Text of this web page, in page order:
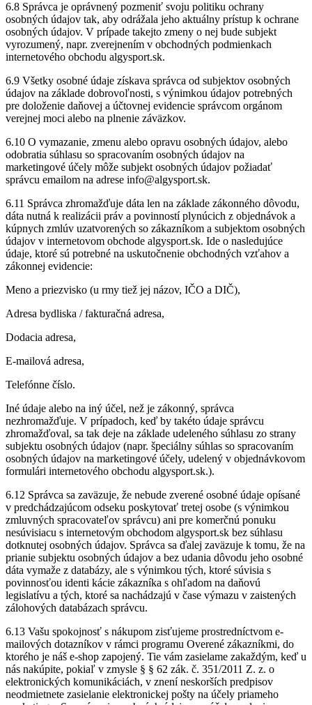
6.8 Správca je oprávnený pozmeniť svoju politiku ochrany
osobných údajov tak, aby odrážala jeho aktuálny prístup k ochrane
osobných údajov. V prípade takejto zmeny o nej bude subjekt
vyrozumený, napr. zverejnením v obchodných podmienkach
internetového obchodu algysport.sk.
6.9 Všetky osobné údaje získava správca od subjektov osobných
údajov na základe dobrovoľnosti, s výnimkou údajov potrebných
pre doloženie daňovej a účtovnej evidencie správcom orgánom
verejnej moci alebo na plnenie záväzkov.
6.10 O vymazanie, zmenu alebo opravu osobných údajov, alebo
odobratia súhlasu so spracovaním osobných údajov na
marketingové účely môže subjekt osobných údajov požiadať
správcu emailom na adrese info@algysport.sk.
6.11 Správca zhromažďuje dáta len na základe zákonného dôvodu,
dáta nutná k realizácii práv a povinností plynúcich z objednávok a
kúpnych zmlúv uzatvorených so zákazníkom a subjektom osobných
údajov v internetovom obchode algysport.sk. Ide o nasledujúce
údaje, ktoré sú potrebné na uskutočnenie obchodných vzťahov a
zákonnej evidencie:
Meno a priezvisko (u rmy tiež jej názov, IČO a DIČ),
Adresa bydliska / fakturačná adresa,
Dodacia adresa,
E-mailová adresa,
Telefónne číslo.
Iné údaje alebo na iný účel, než je zákonný, správca
nezhromažďuje. V prípadoch, keď by takéto údaje správcu
zhromažďoval, sa tak deje na základe udeleného súhlasu zo strany
subjektu osobných údajov (napr. špeciálny súhlas so spracovaním
osobných údajov na marketingové účely, udelený v objednávkovom
formulári internetového obchodu algysport.sk.).
6.12 Správca sa zaväzuje, že nebude zverené osobné údaje opísané
v predchádzajúcom odseku poskytovať tretej osobe (s výnimkou
zmluvných spracovateľov správcu) ani pre komerčnú ponuku
nesúvisiacu s internetovým obchodom algysport.sk bez súhlasu
dotknutej osobných údajov. Správca sa ďalej zaväzuje k tomu, že na
prianie subjektu osobných údajov a bez udania dôvodu jeho osobné
dáta vymaže z databázy, ale s výnimkou tých, ktoré súvisia s
povinnosťou identi kácie zákazníka s ohľadom na daňovú
legislatívu a tých, ktoré sa nachádzajú v čase výmazu v zaistených
zálohových databázach správcu.
6.13 Vašu spokojnosť s nákupom zisťujeme prostredníctvom e-
mailových dotazníkov v rámci programu Overené zákazníkmi, do
ktorého je náš e-shop zapojený. Tie vám zasielame zakaždým, keď u
nás nakúpite, pokiaľ v zmysle § § 62 zák. č. 351/2011 Z. z. o
elektronických komunikáciách, v znení neskorších predpisov
neodmietnete zasielanie elektronickej pošty na účely priameho